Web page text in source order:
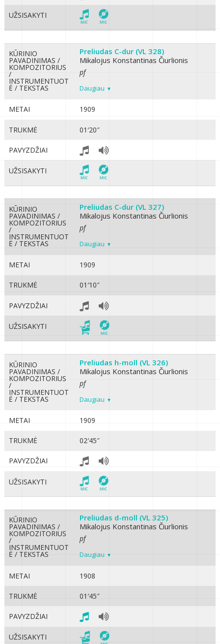
UŽSISAKYTI
KŪRINIO
PAVADINIMAS /
KOMPOZITORIUS
/
INSTRUMENTUOT
Ė / TEKSTAS
Preliudas C-dur (VL 328)
Mikalojus Konstantinas Čiurlionis
pf
Daugiau
METAI 1909
TRUKMĖ 01′20″
PAVYZDŽIAI
UŽSISAKYTI
KŪRINIO
PAVADINIMAS /
KOMPOZITORIUS
/
INSTRUMENTUOT
Ė / TEKSTAS
Preliudas C-dur (VL 327)
Mikalojus Konstantinas Čiurlionis
pf
Daugiau
METAI 1909
TRUKMĖ 01′10″
PAVYZDŽIAI
UŽSISAKYTI
KŪRINIO
PAVADINIMAS /
KOMPOZITORIUS
/
INSTRUMENTUOT
Ė / TEKSTAS
Preliudas h-moll (VL 326)
Mikalojus Konstantinas Čiurlionis
pf
Daugiau
METAI 1909
TRUKMĖ 02′45″
PAVYZDŽIAI
UŽSISAKYTI
KŪRINIO
PAVADINIMAS /
KOMPOZITORIUS
/
INSTRUMENTUOT
Ė / TEKSTAS
Preliudas d-moll (VL 325)
Mikalojus Konstantinas Čiurlionis
pf
Daugiau
METAI 1908
TRUKMĖ 01′45″
PAVYZDŽIAI
UŽSISAKYTI